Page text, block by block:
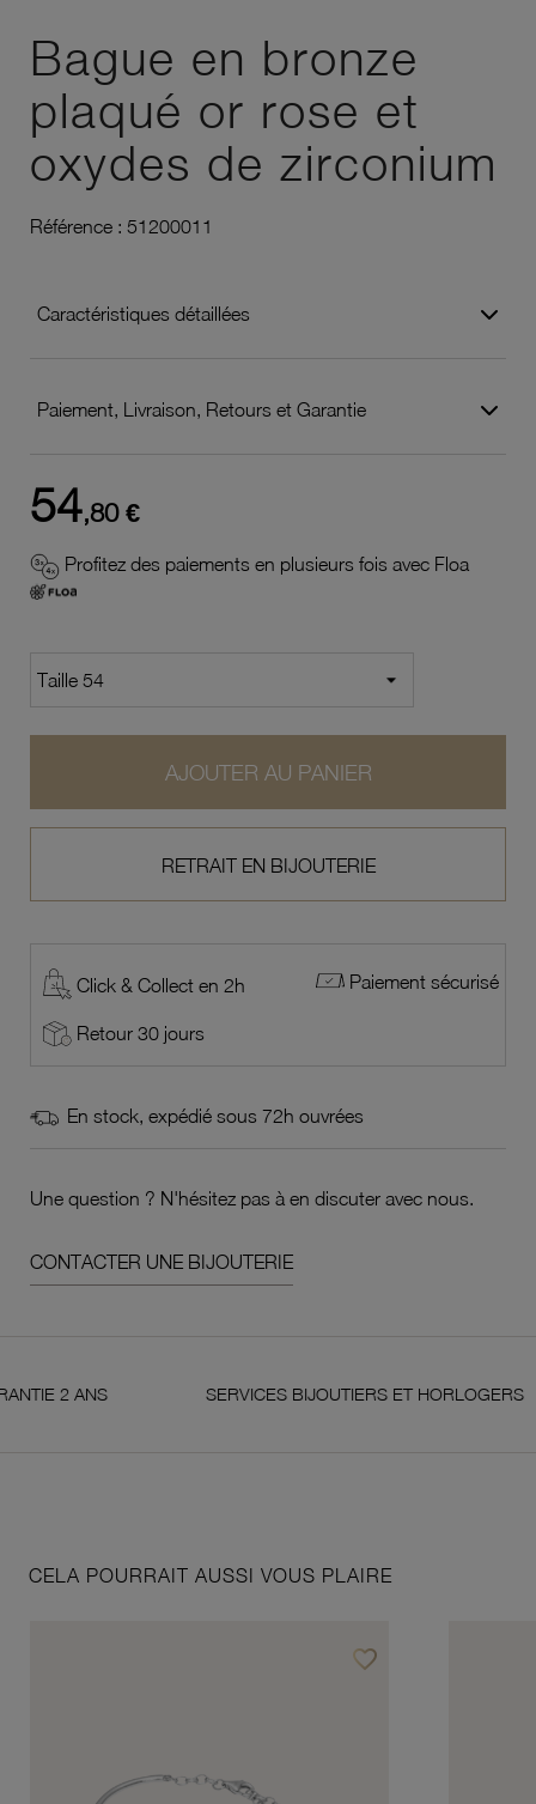
Bague en bronze
plaqué or rose et
oxydes de zirconium
Référence : 51200011
Caractéristiques détaillées
Paiement, Livraison, Retours et Garantie
54,80 €
Profitez des paiements en plusieurs fois avec Floa
AJOUTER AU PANIER
RETRAIT EN BIJOUTERIE
Click & Collect en 2h Paiement sécurisé
Retour 30 jours
En stock, expédié sous 72h ouvrées
Une question ? N'hésitez pas à en discuter avec nous.
CONTACTER UNE BIJOUTERIE
ANS SERVICES BIJOUTIERS ET HORLOGERS
CELA POURRAIT AUSSI VOUS PLAIRE
favorite_borderAjouter à vos favoris